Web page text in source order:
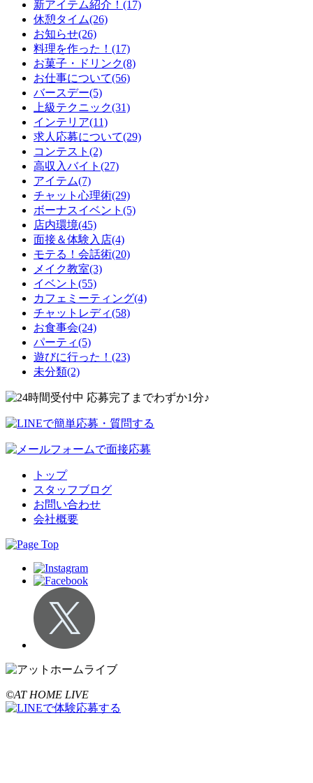
新アイテム紹介！(17)
休憩タイム(26)
お知らせ(26)
料理を作った！(17)
お菓子・ドリンク(8)
お仕事について(56)
バースデー(5)
上級テクニック(31)
インテリア(11)
求人応募について(29)
コンテスト(2)
高収入バイト(27)
アイテム(7)
チャット心理術(29)
ボーナスイベント(5)
店内環境(45)
面接＆体験入店(4)
モテる！会話術(20)
メイク教室(3)
イベント(55)
カフェミーティング(4)
チャットレディ(58)
お食事会(24)
パーティ(5)
遊びに行った！(23)
未分類(2)
トップ
スタッフブログ
お問い合わせ
会社概要
©AT HOME LIVE